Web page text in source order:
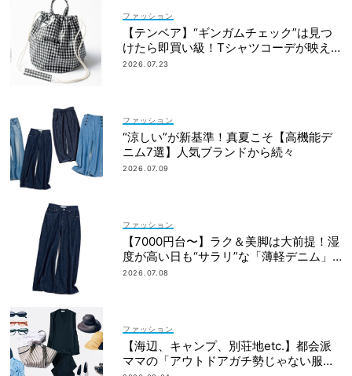
ファッション
【テンベア】“ギンガムチェック”は見つ
けたら即買い級！Tシャツコーデが映え
る「夏の相棒バッグ」3選
2026.07.23
ファッション
“涼しい”が新基準！真夏こそ【高機能デ
ニム7選】人気ブランドから続々
2026.07.09
ファッション
【7000円台〜】ラク＆美脚は大前提！湿
度が高い日も“サラリ”な「薄軽デニム」3
選
2026.07.08
ファッション
【海辺、キャンプ、別荘地etc.】都会派
ママの「アウトドアガチ勢じゃない服と